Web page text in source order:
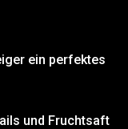
ein perfektes
und Fruchtsaft